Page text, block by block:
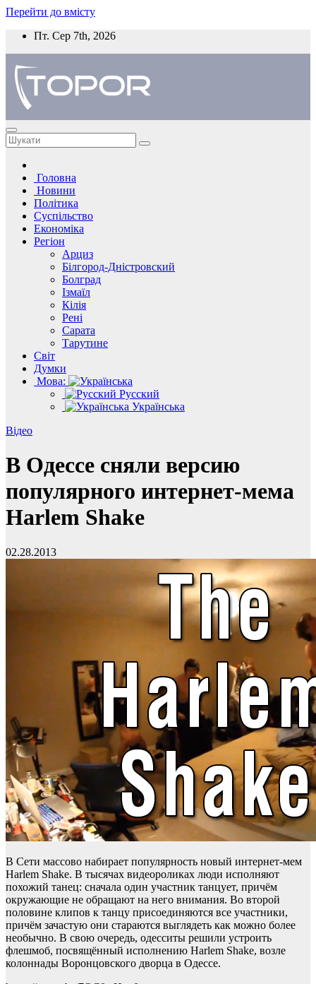
Перейти до вмісту
Пт. Сер 7th, 2026
Головна
Новини
Політика
Суспільство
Економіка
Регіон
Арциз
Білгород-Дністровский
Болград
Ізмаїл
Кілія
Рені
Сарата
Тарутине
Світ
Думки
Мова:
Русский
Українська
Відео
В Одессе сняли версию
популярного интернет-мема
Harlem Shake
02.28.2013
В Сети массово набирает популярность новый интернет-мем
Harlem Shake. В тысячах видеороликах люди исполняют
похожий танец: сначала один участник танцует, причём
окружающие не обращают на него внимания. Во второй
половине клипов к танцу присоединяются все участники,
причём зачастую они стараются выглядеть как можно более
необычно. В свою очередь, одесситы решили устроить
флешмоб, посвящённый исполнению Harlem Shake, возле
колоннады Воронцовского дворца в Одессе.